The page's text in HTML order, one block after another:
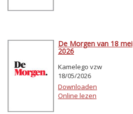
De Morgen van 18 mei
2026
Kamelego vzw
18/05/2026
Downloaden
Online lezen